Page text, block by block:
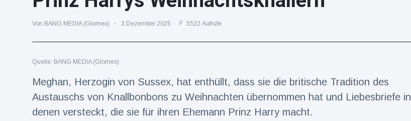
Nachrichten
"Das alte
England":
Fans
16 Juli
68
Von BANG MEDIA (Glomex) 3 Dezember 2025 5522 Aufrufe
Quelle: BANG MEDIA (Glomex)
Meghan, Herzogin von Sussex, hat enthüllt, dass sie die britische Tradition des
Austauschs von Knallbonbons zu Weihnachten übernommen hat und Liebesbriefe in
denen versteckt, die sie für ihren Ehemann Prinz Harry macht.